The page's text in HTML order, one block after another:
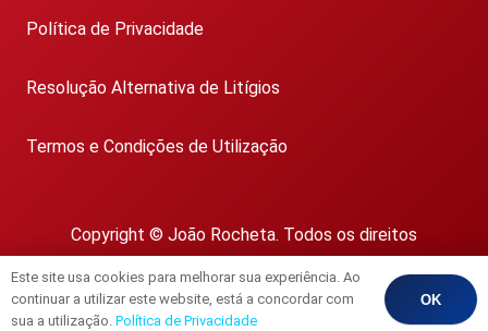
Política de Privacidade
Resolução Alternativa de Litígios
Termos e Condições de Utilização
Copyright © João Rocheta. Todos os direitos
reservados.
AMI 1718
Este site usa cookies para melhorar sua experiência. Ao
continuar a utilizar este website, está a concordar com
sua a utilização. Política de Privacidade
OK